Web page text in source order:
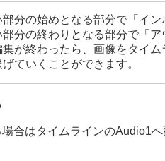
部分の始めとなる部分で「イ
部分の終わりとなる部分で「ア
集が終わったら、画像をタイ
ていくことができます。
合はタイムラインのAudio1へ